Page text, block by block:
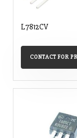
L7812CV
CONTACT FOR